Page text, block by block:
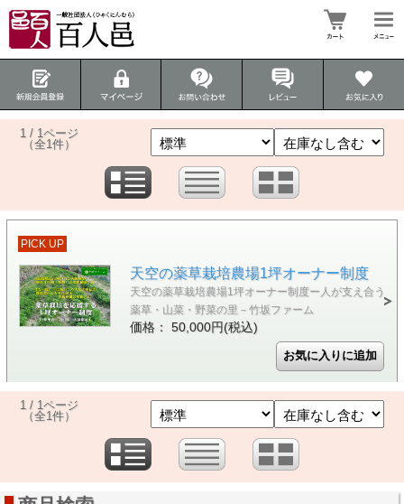
1 / 1ページ
（全1件）
PICK UP
天空の薬草栽培農場1坪オーナー制度
天空の薬草栽培農場1坪オーナー制度ー人が支え合う
薬草・山菜・野菜の里－竹坂ファーム
価格： 50,000円(税込)
1 / 1ページ
（全1件）